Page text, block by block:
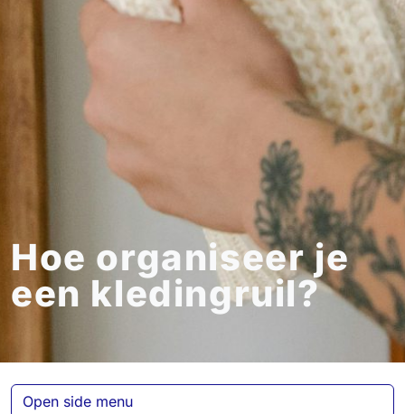
Hoe organiseer je
een kledingruil?
Open side menu